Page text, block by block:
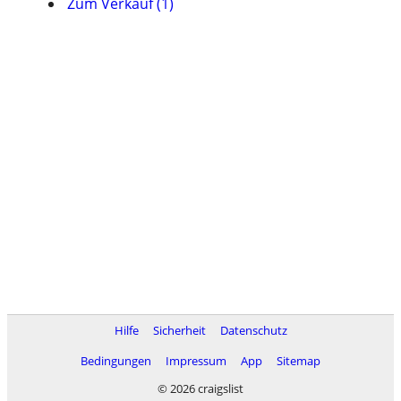
Hilfe Sicherheit
Datenschutz
Bedingungen
Impressum App
Sitemap
© 2026 craigslist